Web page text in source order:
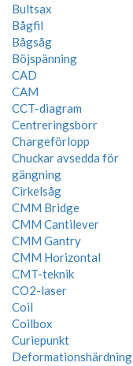
Bultsax
Bågfil
Bågsåg
Böjspänning
CAD
CAM
CCT-diagram
Centreringsborr
Chargeförlopp
Chuckar avsedda för
gängning
Cirkelsåg
CMM Bridge
CMM Cantilever
CMM Gantry
CMM Horizontal
CMT-teknik
CO2-laser
Coil
Coilbox
Curiepunkt
Deformationshärdning